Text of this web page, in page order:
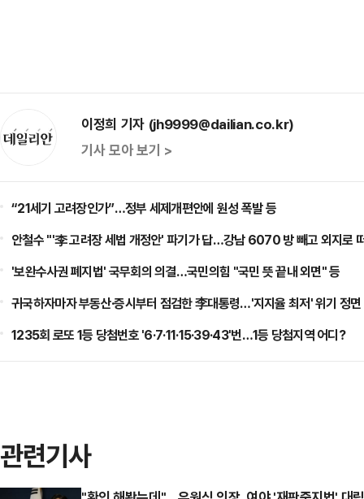
이정희 기자 (jh9999@dailian.co.kr)
기사 모아 보기 >
“21세기 고려장인가”…정부 세제개편안에 원성 폭발 등
안철수 "'李 고려장 세법 개정안' 파기가 답…강남 6070 방 빼고 외지로
'보완수사권 폐지법' 국무회의 의결…국민의힘 "국민 뜻 끝내 외면" 등
귀국하자마자 부동산·증시부터 점검한 李대통령…'지지율 최저' 위기 정
1235회 로또 1등 당첨번호 '6·7·11·15·39·43'번…1등 당첨지역 어디?
관련기사